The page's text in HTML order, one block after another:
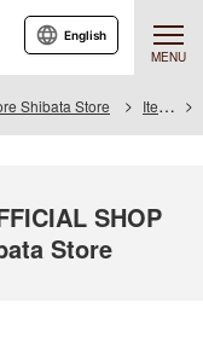
MENU
English
Shibata Store Item
SHOP
Store